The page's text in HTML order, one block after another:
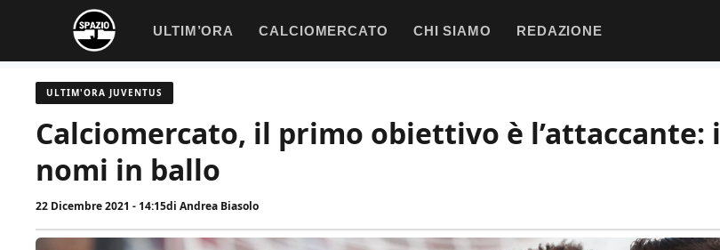
contenuto
ULTIM’ORA CALCIOMERCATO CHI SIAMO REDAZIONE
ULTIM'ORA JUVENTUS
Calciomercato, il primo obiettivo è l’attaccante: i
nomi in ballo
22 Dicembre 2021 - 14:15di Andrea Biasolo